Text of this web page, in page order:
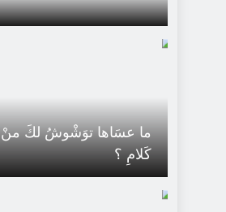
ما عسَاها توَشْوشُ لكَ منْ
كَلامِ ؟